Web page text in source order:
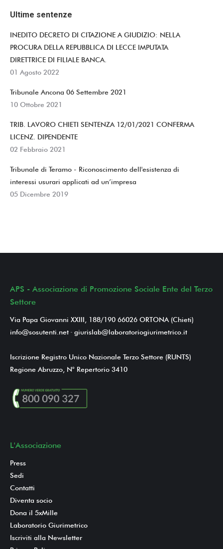
Ultime sentenze
INEDITO DECRETO DI CITAZIONE A GIUDIZIO: NELLA
PROCURA DELLA REPUBBLICA DI LECCE IMPUTATA
DIRETTRICE DI FILIALE BANCA.
01 Agosto 2022
Tribunale Ancona 06 Settembre 2021
10 Ottobre 2021
TRIB. LAVORO CHIETI SENTENZA 12/01/2021 CONFERMA
LICENZ. DIPENDENTE
02 Febbraio 2021
Tribunale di Teramo - Riconoscimento dell'esistenza di
interessi usurari applicati ad un’impresa
05 Dicembre 2019
APS - Associazione di Promozione Sociale Ente del Terzo
Settore
Via Papa Giovanni XXIII, 188/190 66026 ORTONA (Chieti)
info@sosutenti.net - giurislab@laboratoriogiurimetrico.it
Iscrizione Registro Unico Nazionale Terzo Settore (RUNTS)
Regione Abruzzo, N° Repertorio 3410
L'Associazione
Press
Sedi
Contatti
Diventa socio
Dona il 5xMille
Laboratorio Giurimetrico
Iscriviti alla Newsletter